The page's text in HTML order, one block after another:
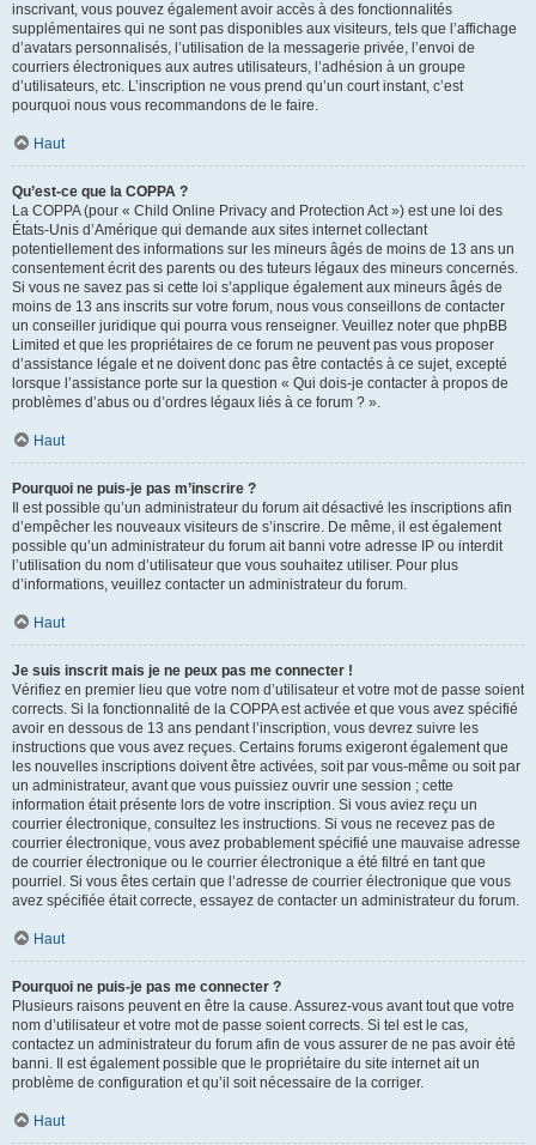
inscrivant, vous pouvez également avoir accès à des fonctionnalités
supplémentaires qui ne sont pas disponibles aux visiteurs, tels que l’affichage
d’avatars personnalisés, l’utilisation de la messagerie privée, l’envoi de
courriers électroniques aux autres utilisateurs, l’adhésion à un groupe
d’utilisateurs, etc. L’inscription ne vous prend qu’un court instant, c’est
pourquoi nous vous recommandons de le faire.
Haut
Qu’est-ce que la COPPA ?
La COPPA (pour « Child Online Privacy and Protection Act ») est une loi des
États-Unis d’Amérique qui demande aux sites internet collectant
potentiellement des informations sur les mineurs âgés de moins de 13 ans un
consentement écrit des parents ou des tuteurs légaux des mineurs concernés.
Si vous ne savez pas si cette loi s’applique également aux mineurs âgés de
moins de 13 ans inscrits sur votre forum, nous vous conseillons de contacter
un conseiller juridique qui pourra vous renseigner. Veuillez noter que phpBB
Limited et que les propriétaires de ce forum ne peuvent pas vous proposer
d’assistance légale et ne doivent donc pas être contactés à ce sujet, excepté
lorsque l’assistance porte sur la question « Qui dois-je contacter à propos de
problèmes d’abus ou d’ordres légaux liés à ce forum ? ».
Haut
Pourquoi ne puis-je pas m’inscrire ?
Il est possible qu’un administrateur du forum ait désactivé les inscriptions afin
d’empêcher les nouveaux visiteurs de s’inscrire. De même, il est également
possible qu’un administrateur du forum ait banni votre adresse IP ou interdit
l’utilisation du nom d’utilisateur que vous souhaitez utiliser. Pour plus
d’informations, veuillez contacter un administrateur du forum.
Haut
Je suis inscrit mais je ne peux pas me connecter !
Vérifiez en premier lieu que votre nom d’utilisateur et votre mot de passe soient
corrects. Si la fonctionnalité de la COPPA est activée et que vous avez spécifié
avoir en dessous de 13 ans pendant l’inscription, vous devrez suivre les
instructions que vous avez reçues. Certains forums exigeront également que
les nouvelles inscriptions doivent être activées, soit par vous-même ou soit par
un administrateur, avant que vous puissiez ouvrir une session ; cette
information était présente lors de votre inscription. Si vous aviez reçu un
courrier électronique, consultez les instructions. Si vous ne recevez pas de
courrier électronique, vous avez probablement spécifié une mauvaise adresse
de courrier électronique ou le courrier électronique a été filtré en tant que
pourriel. Si vous êtes certain que l’adresse de courrier électronique que vous
avez spécifiée était correcte, essayez de contacter un administrateur du forum.
Haut
Pourquoi ne puis-je pas me connecter ?
Plusieurs raisons peuvent en être la cause. Assurez-vous avant tout que votre
nom d’utilisateur et votre mot de passe soient corrects. Si tel est le cas,
contactez un administrateur du forum afin de vous assurer de ne pas avoir été
banni. Il est également possible que le propriétaire du site internet ait un
problème de configuration et qu’il soit nécessaire de la corriger.
Haut